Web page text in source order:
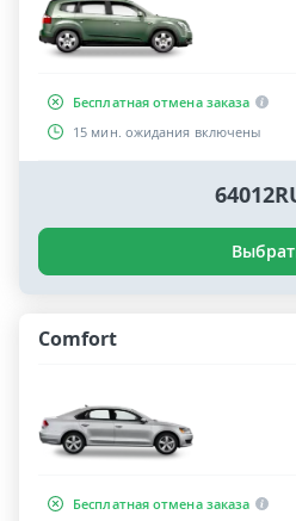
Бесплатная отмена заказа
15 мин. ожидания включены
Comfort
Бесплатная отмена заказа